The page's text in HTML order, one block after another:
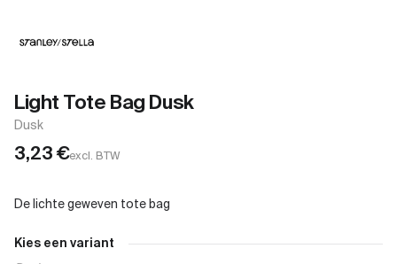
Light Tote Bag Dusk
Dusk
3,23€excl. BTW
Kies een variant